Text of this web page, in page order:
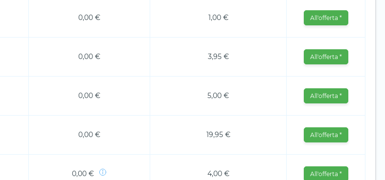
0,00 € 1,00 € All'offerta *
0,00 € 3,95 € All'offerta *
0,00 € 5,00 € All'offerta *
0,00 € 19,95 € All'offerta *
0,00 € 4,00 € All'offerta *